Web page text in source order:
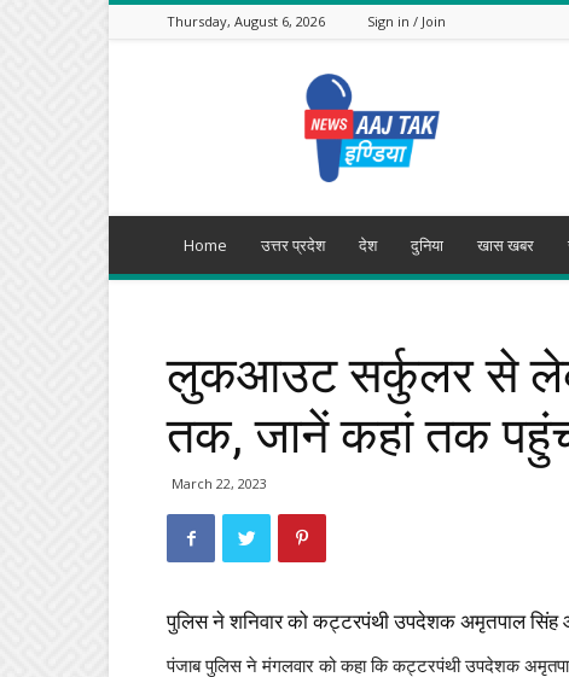
Thursday, August 6, 2026 Sign in / Join
India
Home उत्तर प्रदेश देश दुनिया खास खबर
लुकआउट सर्कुलर से
तक, जानें कहां तक
March 22, 2023
पुलिस ने शनिवार को कट्टरपंथी उपदेशक अमृतपाल सिंह
पंजाब पुलिस ने मंगलवार को कहा कि कट्टरपंथी उपदेशक